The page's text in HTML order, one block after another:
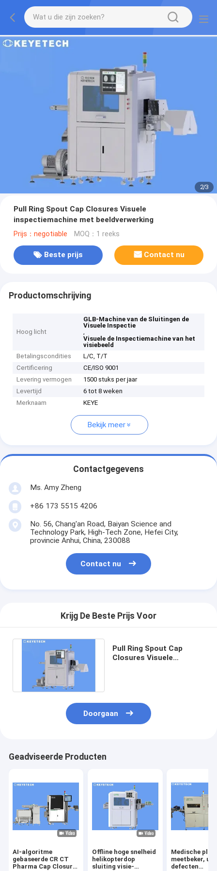
2/3
Pull Ring Spout Cap Closures Visuele
inspectiemachine met beeldverwerking
Prijs：negotiable MOQ：1 reeks
Beste prijs Contact nu
Productomschrijving
Hoog licht
GLB-Machine van de Sluitingen de
Visuele Inspectie
,
Visuele de Inspectiemachine van het
visiebeeld
Betalingscondities
L/C, T/T
Certificering
CE/ISO 9001
Levering vermogen
1500 stuks per jaar
Levertijd
6 tot 8 weken
Merknaam
KEYE
Bekijk meer
Contactgegevens
Ms. Amy Zheng
+86 173 5515 4206
No. 56, Chang'an Road, Baiyan Science and
Technology Park, High-Tech Zone, Hefei City,
provincie Anhui, China, 230088
Contact nu
Krijg De Beste Prijs Voor
Pull Ring Spout Cap
Closures Visuele
Doorgaan
Geadviseerde Producten
AI-algoritme
gebaseerde CR CT
Pharma Cap Closure
Offline hoge snelheid
helikopterdop
sluiting visie-
Medische
meetbeker,
defecten